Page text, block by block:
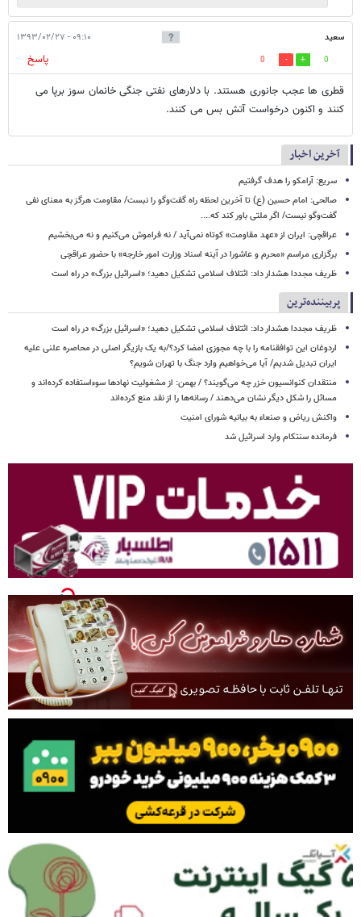
سعید ۰۹:۱۰ - ۱۳۹۳/۰۲/۲۷
0
0
پاسخ
قطری ها عجب جانوری هستند. با دلارهای نفتی جنگی خانمان سوز برپا می
کنند و اکنون درخواست آتش بس می کنند.
آخرین اخبار
سریع: آرامکو را هدف گرفتیم
صالحی: امام حسین (ع) تا آخرین لحظه راه گفت‌وگو را نبست/ مقاومت هرگز به معنای نفی
گفت‌وگو نیست/ اگر ملتی باور کند که....
عراقچی: ایران از «عهد مقاومت» کوتاه نمی‌آید / نه فراموش می‌کنیم و نه می‌بخشیم
برگزاری مراسم «محرم و عاشورا در آینه اسناد وزارت امور خارجه» با حضور عراقچی
ظریف مجددا هشدار داد: ائتلاف اسلامی تشکیل دهید؛ «اسرائیل بزرگ» در راه است
پربیننده‌ترین
ظریف مجددا هشدار داد: ائتلاف اسلامی تشکیل دهید؛ «اسرائیل بزرگ» در راه است
اردوغان این توافقنامه را با چه مجوزی امضا کرد؟/به یک بازیگر اصلی در محاصره علنی علیه
ایران تبدیل شدیم/ آیا می‌خواهیم وارد جنگ با تهران شویم؟
منتقدان کنوانسیون خزر چه می‌گویند؟ / بهمن: از مشغولیت نهادها سوءاستفاده کرده‌اند و
مسائل را شکل دیگر نشان می‌دهند / رسانه‌ها را از نقد منع کرده‌اند
واکنش ریاض و صنعاء به بیانیه شورای امنیت
فرمانده سنتکام وارد اسرائیل شد